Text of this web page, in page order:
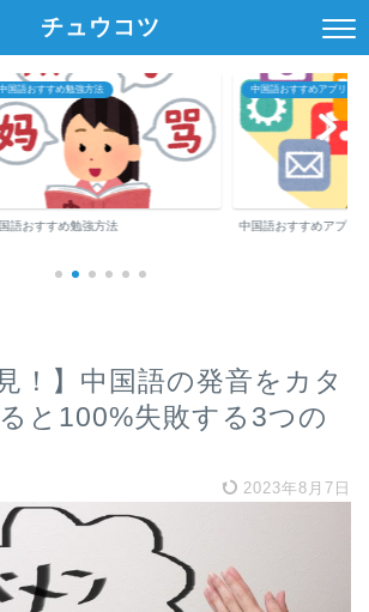
チュウコツ
国語おすすめ勉強方法
語おすすめ勉強方法
中国語おすすめアプリ・参
中国語おすすめアプリ
！】中国語の発音をカタ
と100%失敗する3つの
2023年8月7日